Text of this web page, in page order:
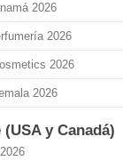
2026
2026
2026
2026
y Canadá)